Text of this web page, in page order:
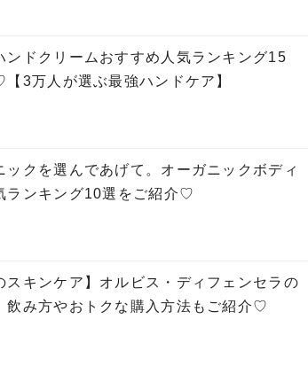
ンドクリームおすすめ人気ランキング15
3万人が選ぶ最強ハンドケア】
ックを選んであげて。オーガニックボディ
ランキング10選をご紹介♡
スキンケア】オルビス・ディフェンセラの
飲み方やおトクな購入方法もご紹介♡